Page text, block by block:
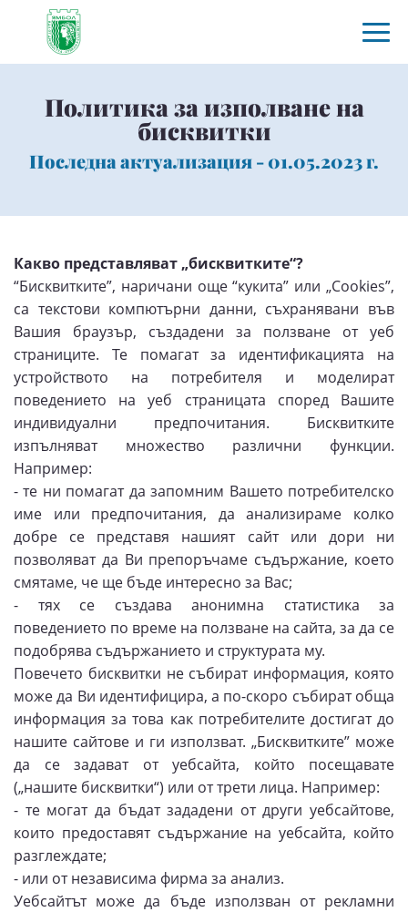
Политика за изполване на
бисквитки
Последна актуализация - 01.05.2023 г.
Какво представляват „бисквитките“?
“Бисквитките”, наричани още “кукита” или „Cookies”,
са текстови компютърни данни, съхранявани във
Вашия браузър, създадени за ползване от уеб
страниците. Те помагат за идентификацията на
устройството на потребителя и моделират
поведението на уеб страницата според Вашите
индивидуални предпочитания. Бисквитките
изпълняват множество различни функции.
Например:
- те ни помагат да запомним Вашето потребителско
име или предпочитания, да анализираме колко
добре се представя нашият сайт или дори ни
позволяват да Ви препоръчаме съдържание, което
смятаме, че ще бъде интересно за Вас;
- тях се създава анонимна статистика за
поведението по време на ползване на сайта, за да се
подобрява съдържанието и структурата му.
Повечето бисквитки не събират информация, която
може да Ви идентифицира, а по-скоро събират обща
информация за това как потребителите достигат до
нашите сайтове и ги използват. „Бисквитките” може
да се задават от уебсайта, който посещавате
(„нашите бисквитки“) или от трети лица. Например:
- те могат да бъдат зададени от други уебсайтове,
които предоставят съдържание на уебсайта, който
разглеждате;
- или от независима фирма за анализ.
Уебсайтът може да бъде използван от рекламни